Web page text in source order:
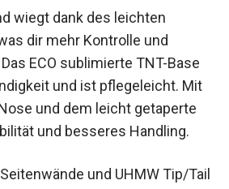
Snowboard 2023 – 149
wiegt dank des leichten
dir mehr Kontrolle und
ECO sublimierte TNT-Base
und ist pflegeleicht.
Nose und dem leicht
du stabilität und besseres